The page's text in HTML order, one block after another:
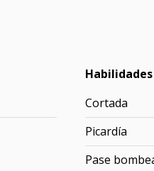
Cortada
Picardía
Pase